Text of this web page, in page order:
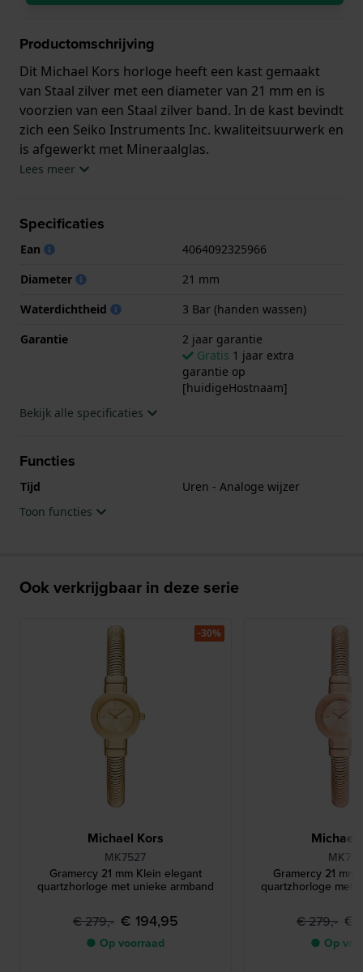
Productomschrijving
Dit Michael Kors horloge heeft een kast gemaakt
van Staal zilver met een diameter van 21 mm en is
voorzien van een Staal zilver band. In de kast bevindt
zich een Seiko Instruments Inc. kwaliteitsuurwerk en
is afgewerkt met Mineraalglas.
geleverd met 2 jaar garantie.
Lees meer
Specificaties
Ean
4064092325966
Diameter
21 mm
Waterdichtheid
3 Bar (handen wassen)
Garantie
2 jaar garantie
Gratis 1 jaar extra
garantie op
[huidigeHostnaam]
Bekijk alle specificaties
Functies
Tijd
Uren - Analoge wijzer
Toon functies
Ook verkrijgbaar in deze serie
Michael Kors
MK7527
Gramercy 21 mm Klein elegant
quartzhorloge met unieke armband
€ 279,- € 194,95
● Op voorraad
-30%
Michael
Gramercy 21
quartzhorloge met
€ 279,- €
● Op